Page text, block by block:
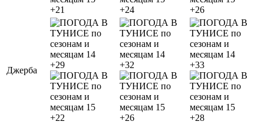
+21 +24 +26
Джерба
+29
+22
+32
+26
+33
+28